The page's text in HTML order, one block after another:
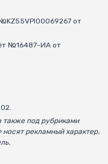
от
№16487-ИА от
также под рубриками
рекламный характер.